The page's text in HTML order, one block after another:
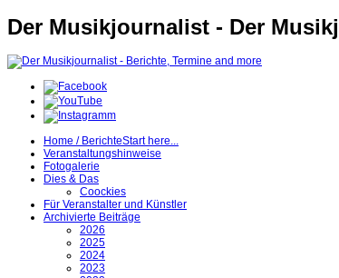
Der Musikjournalist - Der
Home / BerichteStart here...
Veranstaltungshinweise
Fotogalerie
Dies & Das
Coockies
Für Veranstalter und Künstler
Archivierte Beiträge
2026
2025
2024
2023